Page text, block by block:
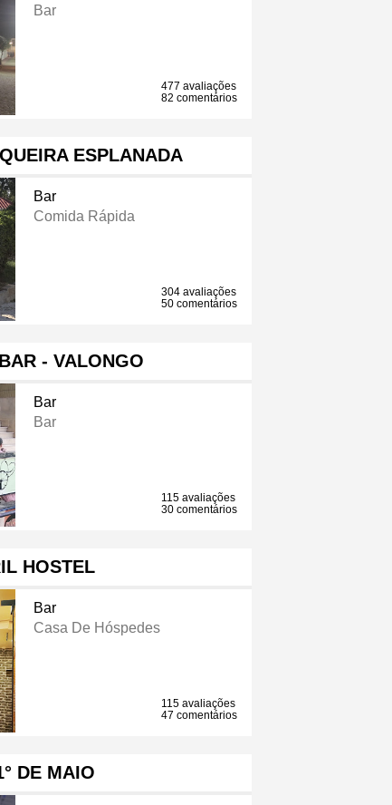
Bar
477 avaliações
82 comentários
ESPLANADA
Bar
Comida Rápida
304 avaliações
50 comentários
- VALONGO
Bar
Bar
115 avaliações
30 comentários
HOSTEL
Bar
Casa De Hóspedes
115 avaliações
47 comentários
DE MAIO